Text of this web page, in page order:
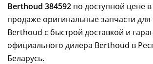
Berthoud 384592 по доступной цене
продаже оригинальные запчасти для
Berthoud с быстрой доставкой и
официального дилера Berthoud в
Беларусь.